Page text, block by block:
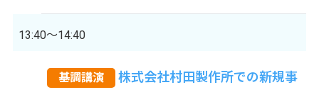
13:40～14:40
基調講演 株式会社村田製作所での新規事